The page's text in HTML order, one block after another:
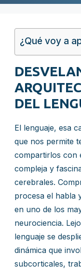
¿Qué voy a
DEL
El lenguaje, esa
que nos permite
compartirlos con
compleja y
cerebrales.
procesa el habla
en uno de los
neurociencia.
lenguaje se
dinámica que
subcorticales,